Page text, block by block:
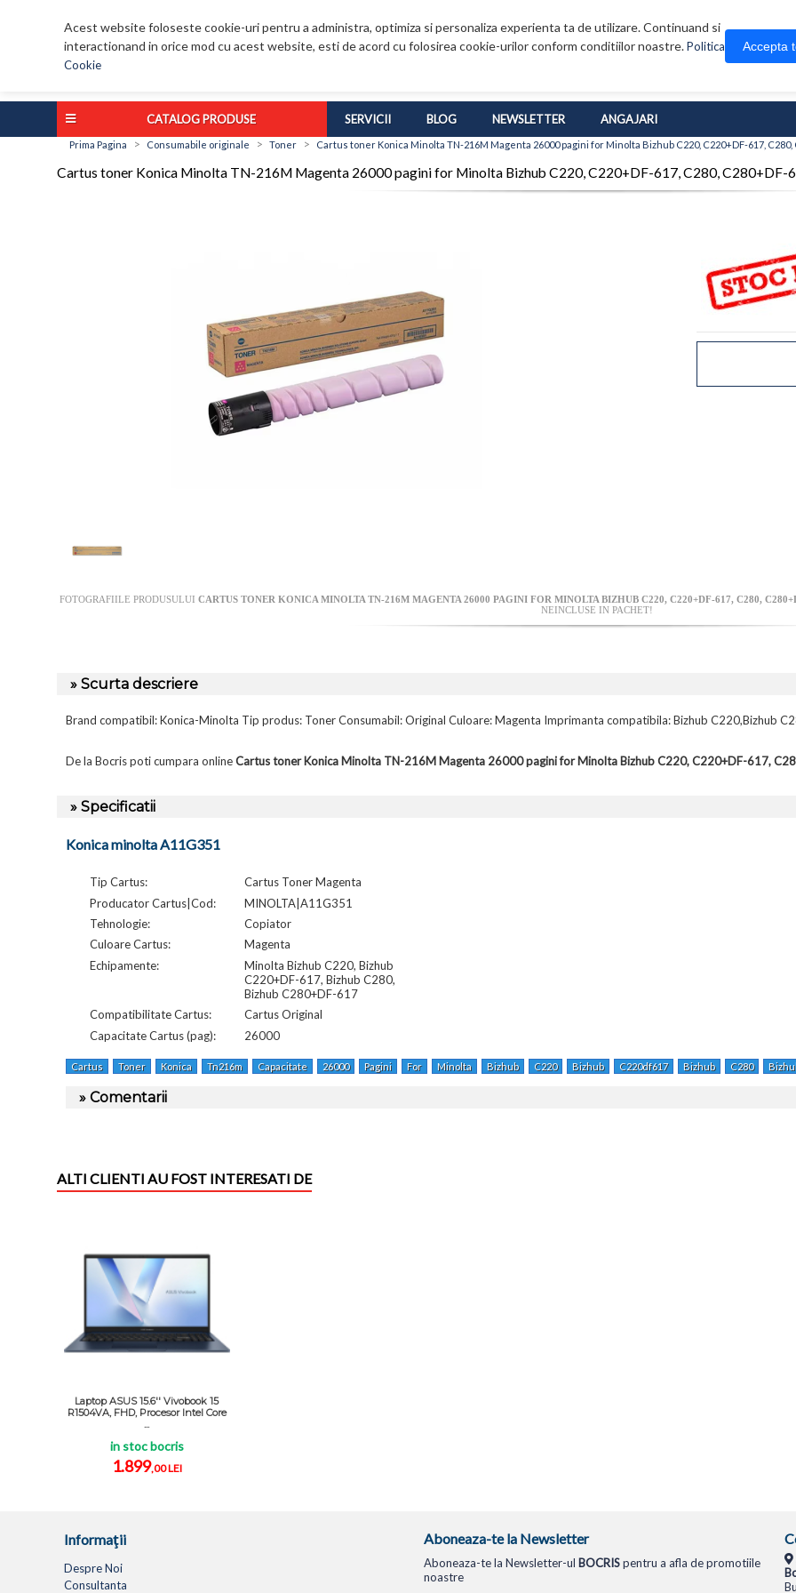
Acest website foloseste cookie-uri pentru a administra, optimiza si personaliza experienta ta de utilizare. Continuand si
interactionand in orice mod cu acest website, esti de acord cu folosirea cookie-urilor conform conditiilor noastre.Politica
Cookie
Accepta
CATALOG PRODUSE SERVICII BLOG NEWSLETTER ANGAJARI
Prima Pagina > Consumabile originale > Toner > Cartus toner Konica Minolta TN-216M Magenta 26000 pagini for Minolta Bizhub C220, C220+DF-617, C280,
Cartus toner Konica Minolta TN-216M Magenta 26000 pagini for Minolta Bizhub C220, C220+DF-617, C280, C280+DF-
FOTOGRAFIILE PRODUSULUI CARTUS TONER KONICA MINOLTA TN-216M MAGENTA 26000 PAGINI FOR MINOLTA BIZHUB C220, C220+DF-617, C280,
NEINCLUSE IN PACHET!
» Scurta descriere
Brand compatibil: Konica-Minolta Tip produs: Toner Consumabil: Original Culoare: Magenta Imprimanta compatibila: Bizhub C220,Bizhub
De la Bocris poti cumpara onlineCartus toner Konica Minolta TN-216M Magenta 26000 pagini for Minolta Bizhub C220, C220+DF-617,
» Specificatii
Konica minolta A11G351
Tip Cartus:
Cartus Toner Magenta
Producator Cartus|Cod:
MINOLTA|A11G351
Tehnologie:
Copiator
Culoare Cartus:
Magenta
Echipamente:
Minolta Bizhub C220, Bizhub
C220+DF-617, Bizhub C280,
Bizhub C280+DF-617
Compatibilitate Cartus:
Cartus Original
Capacitate Cartus (pag):
26000
Cartus Toner Konica Tn216m Capacitate 26000 Pagini For Minolta Bizhub C220 Bizhub C220df617 Bizhub C280
» Comentarii
ALTI CLIENTI AU FOST INTERESATI DE
Laptop ASUS 15.6'' Vivobook 15
R1504VA, FHD, Procesor Intel Core
...
in stoc bocris
1.899,00 LEI
Informaţii
Despre Noi
Consultanta
Aboneaza-te la Newsletter
Aboneaza-te la Newsletter-ul BOCRISpentru a afla de promotiile
noastre